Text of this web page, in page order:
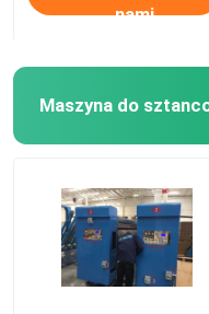
nami